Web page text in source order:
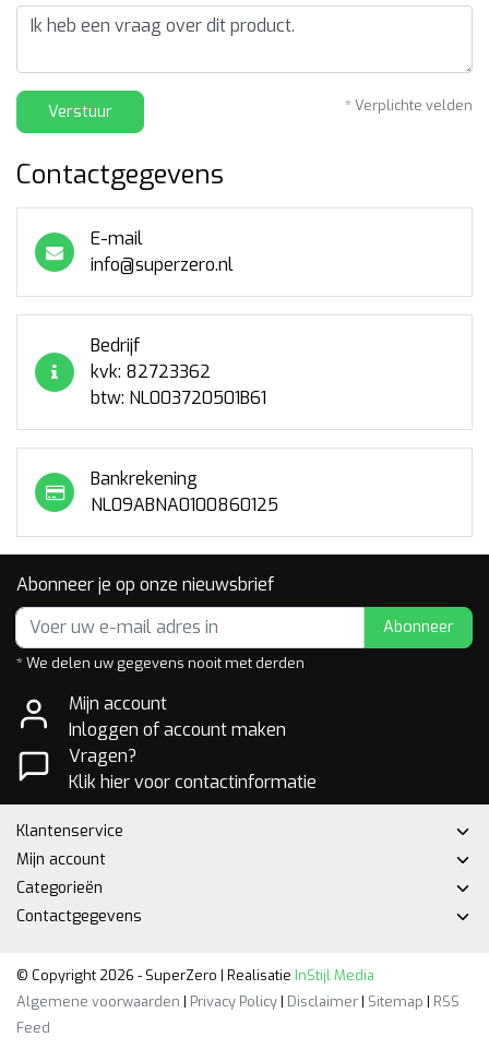
Verstuur * Verplichte velden
Contactgegevens
E-mail
info@superzero.nl
Bedrijf
kvk: 82723362
btw: NL003720501B61
Bankrekening
NL09ABNA0100860125
Abonneer je op onze nieuwsbrief
Abonneer
* We delen uw gegevens nooit met derden
Mijn account
Inloggen of account maken
Vragen?
Klik hier voor contactinformatie
Klantenservice
Mijn account
Categorieën
Contactgegevens
© Copyright 2026 - SuperZero | Realisatie InStijl Media
Algemene voorwaarden | Privacy Policy| Disclaimer| Sitemap | RSS
Feed